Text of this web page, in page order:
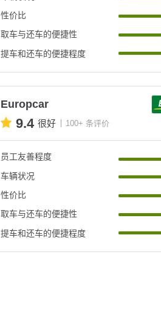
性价比
取车与还车的便捷性
提车和还车的便捷程度
Europcar
9.4 很好 100+ 条评价
员工友善程度
车辆状况
性价比
取车与还车的便捷性
提车和还车的便捷程度